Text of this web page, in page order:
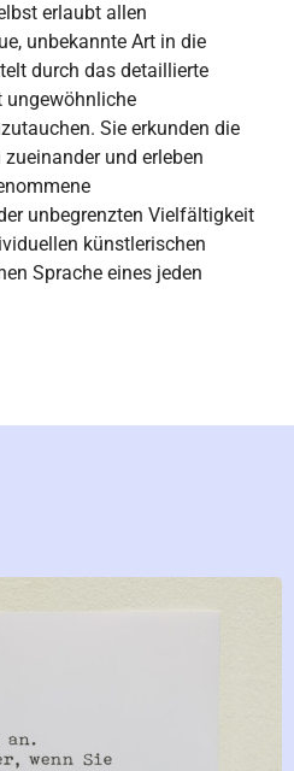
erlaubt allen
unbekannte Art in die
durch das detaillierte
ungewöhnliche
Sie erkunden die
und erleben
unbegrenzten Vielfältigkeit
künstlerischen
Sprache eines jeden